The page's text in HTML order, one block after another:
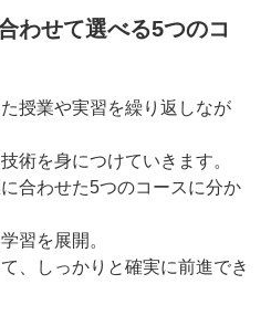
わせて選べる5つのコ
授業や実習を繰り返しなが
術を身につけていきます。
合わせた5つのコースに分か
習を展開。
、しっかりと確実に前進でき